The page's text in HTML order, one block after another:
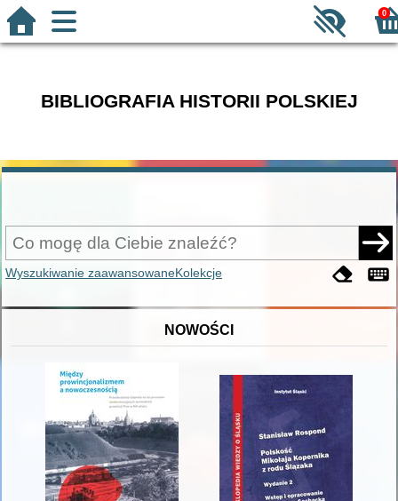
0
BIBLIOGRAFIA HISTORII POLSKIEJ
Wyszukiwanie zaawansowaneKolekcje
NOWOŚCI